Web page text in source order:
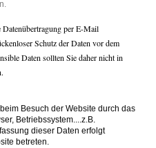
Datenübertragung per E-Mail
Schutz der Daten vor dem
Daten sollten Sie daher nicht in
Besuch der Website durch das
Betriebssystem....z.B.
dieser Daten erfolgt
betreten.